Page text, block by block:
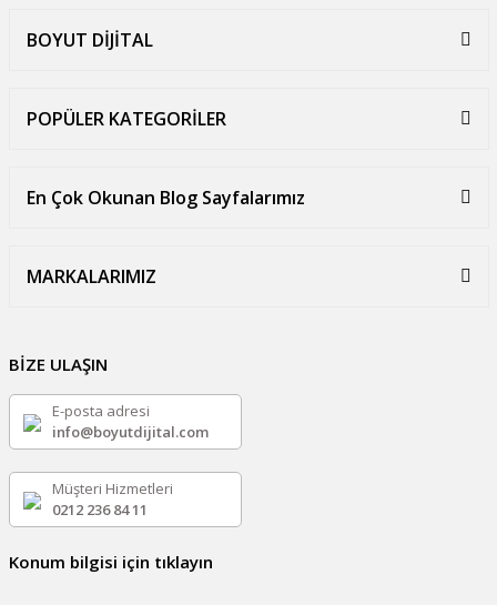
BOYUT DİJİTAL
POPÜLER KATEGORİLER
En Çok Okunan Blog Sayfalarımız
MARKALARIMIZ
BİZE ULAŞIN
E-posta adresi
info@boyutdijital.com
Müşteri Hizmetleri
0212 236 84 11
Konum bilgisi için tıklayın